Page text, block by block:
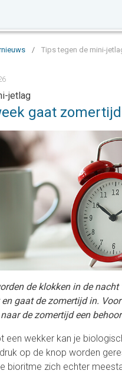
/ Tips tegen de mini-
jetlag
gaat
de klokken in de
gaat de zomertijd in.
de zomertijd een
een wekker kan je
op de knop worden
bioritme zich echter